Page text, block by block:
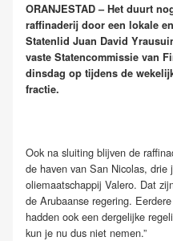
ORANJESTAD – Het duurt
raffinaderij door een lokale
Statenlid Juan David
vaste Statencommissie van
dinsdag op tijdens de
fractie.
Ook na sluiting blijven de
de haven van San Nicolas, drie
oliemaatschappij Valero. Dat
de Arubaanse regering.
hadden ook een dergelijke
kun je nu dus niet nemen.”